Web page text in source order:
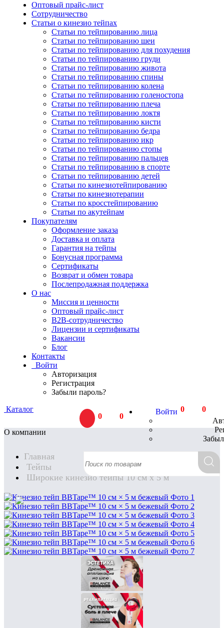
Оптовый прайс-лист
Сотрудничество
Статьи о кинезио тейпах
Статьи по тейпированию лица
Статьи по тейпированию шеи
Статьи по тейпированию для похудения
Статьи по тейпированию груди
Статьи по тейпированию живота
Статьи по тейпированию спины
Статьи по тейпированию колена
Статьи по тейпированию голеностопа
Статьи по тейпированию плеча
Статьи по тейпированию локтя
Статьи по тейпированию кисти
Статьи по тейпированию бедра
Статьи по тейпированию икр
Статьи по тейпированию стопы
Статьи по тейпированию пальцев
Статьи по тейпированию в спорте
Статьи по тейпированию детей
Статьи по кинезиотейпированию
Статьи по кинезиотерапии
Статьи по кросстейпированию
Статьи по акутейпам
Покупателям
Оформление заказа
Доставка и оплата
Гарантия на тейпы
Бонусная программа
Сертификаты
Возврат и обмен товара
Послепродажная поддержка
О нас
Миссия и ценности
Оптовый прайс-лист
В2В-сотрудничество
Лицензии и сертификаты
Вакансии
Блог
Контакты
Войти
Авторизация
Регистрация
Забыли пароль?
Войти 0 0
Каталог
0
0 Р
Главная
Тейпы
Широкие кинезио тейпы 10 см х 5 м
О компании